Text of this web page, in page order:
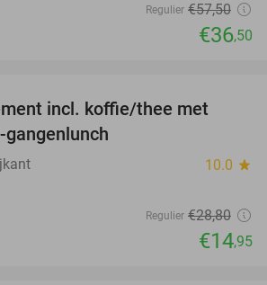
Regulier €57,50
€36,50
incl. koffie/thee met
gangenlunch
10.0 star
Regulier €28,80
€14,95